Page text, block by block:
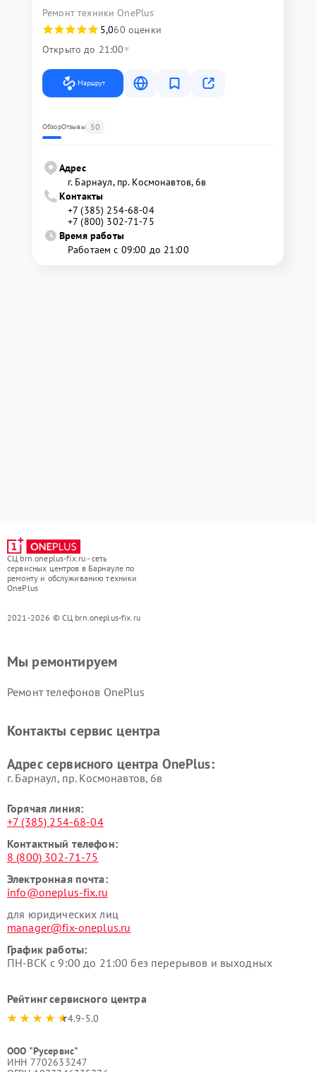
Ремонт техники OnePlus
5,060 оценки
Открыто до 21:00
Маршрут
ОбзорОтзывы 50
Адрес
г. Барнаул, ​пр. Космонавтов, 6в
Контакты
+7 (385) 254-68-04
+7 (800) 302-71-75
Время работы
Работаем с 09:00 до 21:00
СЦ brn.oneplus-fix.ru - сеть
сервисных центров в Барнауле по
ремонту и обслуживанию техники
OnePlus
2021-2026 © СЦ brn.oneplus-fix.ru
Мы ремонтируем
Ремонт телефонов OnePlus
Контакты сервис центра
Адрес сервисного центра OnePlus:
г. Барнаул, ​пр. Космонавтов, 6в
Горячая линия:
+7 (385) 254-68-04
Контактный телефон:
8 (800) 302-71-75
Электронная почта:
info@oneplus-fix.ru
для юридических лиц
manager@fix-oneplus.ru
График работы:
ПН-ВСК с 9:00 до 21:00 без перерывов и выходных
Рейтинг сервисного центра
4.9-5.0
ООО "Русервис"
ИНН 7702633247